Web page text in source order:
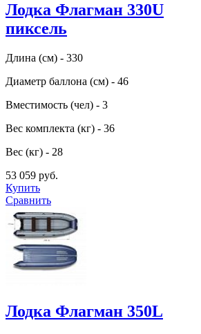
Лодка Флагман 330U
пиксель
Длина (см) - 330
Диаметр баллона (см) - 46
Вместимость (чел) - 3
Вес комплекта (кг) - 36
Вес (кг) - 28
53 059 руб.
Купить
Сравнить
Лодка Флагман 350L